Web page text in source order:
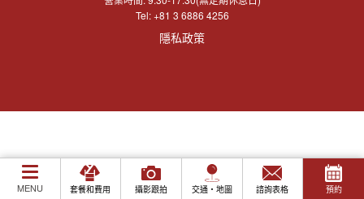
MENU 套餐和費用 攝影跟拍 交通・地圖 諮詢表格 預約
Tel:+81 3 6886 4256
隱私政策